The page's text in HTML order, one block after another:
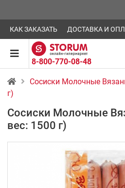
КАК ЗАКАЗАТЬ ДОСТАВКА И
8-800-770-08-48
Сосиски Молочные
г)
Сосиски Молочные
вес: 1500 г)